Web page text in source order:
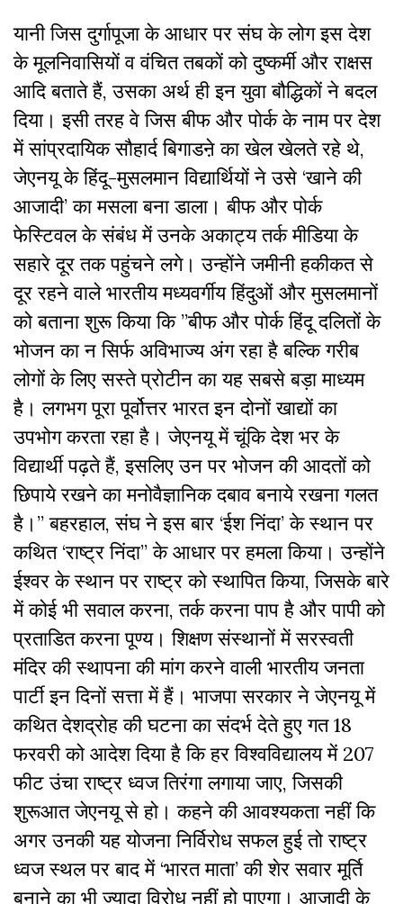
यानी जिस दुर्गापूजा के आधार पर संघ के लोग इस देश
के मूलनिवासियों व वंचित तबकों को दुष्कर्मी और राक्षस
आदि बताते हैं, उसका अर्थ ही इन युवा बौद्धिकों ने बदल
दिया। इसी तरह वे जिस बीफ और पोर्क के नाम पर देश
में सांप्रदायिक सौहार्द बिगाडऩे का खेल खेलते रहे थे,
जेएनयू के हिंदू-मुसलमान विद्यार्थियों ने उसे ‘खाने की
आजादी’ का मसला बना डाला। बीफ और पोर्क
फेस्टिवल के संबंध में उनके अकाट्य तर्क मीडिया के
सहारे दूर तक पहुंचने लगे। उन्होंने जमीनी हकीकत से
दूर रहने वाले भारतीय मध्यवर्गीय हिंदुओं और मुसलमानों
को बताना शुरू किया कि ”बीफ और पोर्क हिंदू दलितों के
भोजन का न सिर्फ अविभाज्य अंग रहा है बल्कि गरीब
लोगों के लिए सस्ते प्रोटीन का यह सबसे बड़ा माध्यम
है। लगभग पूरा पूर्वोत्तर भारत इन दोनों खाद्यों का
उपभोग करता रहा है। जेएनयू में चूंकि देश भर के
विद्यार्थी पढ़ते हैं, इसलिए उन पर भोजन की आदतों को
छिपाये रखने का मनोवैज्ञानिक दबाव बनाये रखना गलत
है।’’ बहरहाल, संघ ने इस बार ‘ईश निंदा’ के स्थान पर
कथित ‘राष्ट्र निंदा’’ के आधार पर हमला किया। उन्होंने
ईश्वर के स्थान पर राष्ट्र को स्थापित किया, जिसके बारे
में कोई भी सवाल करना, तर्क करना पाप है और पापी को
प्रताडित करना पूण्य। शिक्षण संस्थानों में सरस्वती
मंदिर की स्थापना की मांग करने वाली भारतीय जनता
पार्टी इन दिनों सत्ता में हैं। भाजपा सरकार ने जेएनयू में
कथित देशद्रोह की घटना का संदर्भ देते हुए गत 18
फरवरी को आदेश दिया है कि हर विश्वविद्यालय में 207
फीट उंचा राष्ट्र ध्वज तिरंगा लगाया जाए, जिसकी
शुरूआत जेएनयू से हो। कहने की आवश्यकता नहीं कि
अगर उनकी यह योजना निर्विरोध सफल हुई तो राष्ट्र
ध्वज स्थल पर बाद में ‘भारत माता’ की शेर सवार मूर्ति
बनाने का भी ज्यादा विरोध नहीं हो पाएगा। आजादी के